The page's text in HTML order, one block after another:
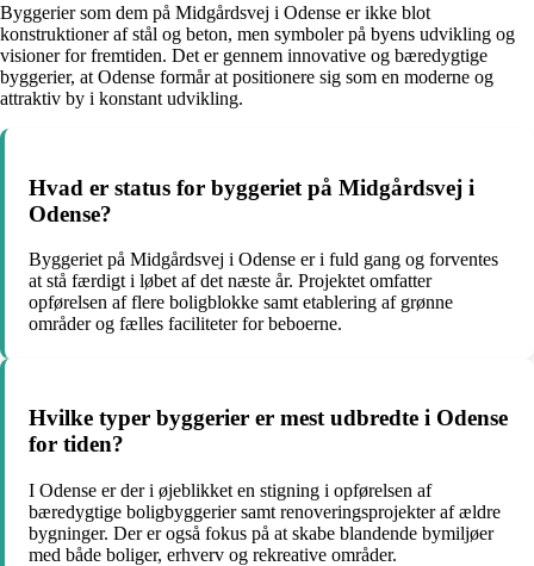
Byggerier som dem på Midgårdsvej i Odense er ikke blot
konstruktioner af stål og beton, men symboler på byens udvikling og
visioner for fremtiden. Det er gennem innovative og bæredygtige
byggerier, at Odense formår at positionere sig som en moderne og
attraktiv by i konstant udvikling.
Hvad er status for byggeriet på Midgårdsvej i
Odense?
Byggeriet på Midgårdsvej i Odense er i fuld gang og forventes
at stå færdigt i løbet af det næste år. Projektet omfatter
opførelsen af flere boligblokke samt etablering af grønne
områder og fælles faciliteter for beboerne.
Hvilke typer byggerier er mest udbredte i Odense
for tiden?
I Odense er der i øjeblikket en stigning i opførelsen af
bæredygtige boligbyggerier samt renoveringsprojekter af ældre
bygninger. Der er også fokus på at skabe blandende bymiljøer
med både boliger, erhverv og rekreative områder.